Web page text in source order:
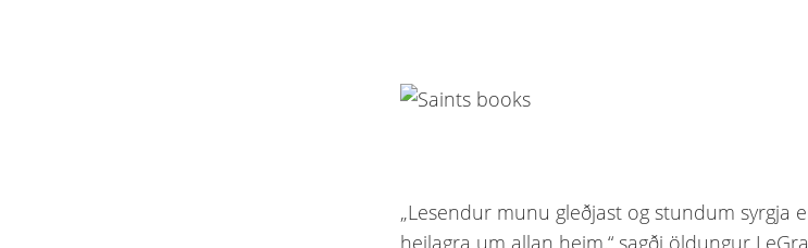
„Lesendur munu gleðjast og stundum syrgja